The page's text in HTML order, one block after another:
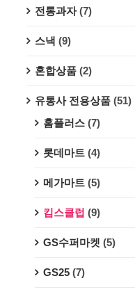
전통과자 (7)
스낵 (9)
혼합상품 (2)
유통사 전용상품 (51)
홈플러스 (7)
롯데마트 (4)
메가마트 (5)
킴스클럽 (9)
GS수퍼마켓 (5)
GS25 (7)